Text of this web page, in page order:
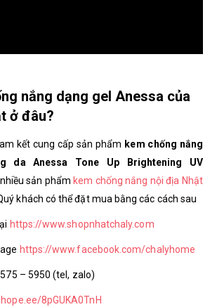
nắng dạng gel Anessa của
ở đâu?
kết cung cấp sản phẩm kem chống nắng
da Anessa Tone Up Brightening UV
sản phẩm kem chống nắng nội địa Nhật
khách có thể đặt mua bằng các cách sau
https://www.shopnhatchaly.com
https://www.facebook.com/chalyhome
– 5950 (tel, zalo)
8pGUKA0TnH